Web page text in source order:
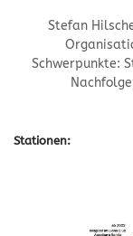
Stefan
Schwerpunkte:
Stationen: